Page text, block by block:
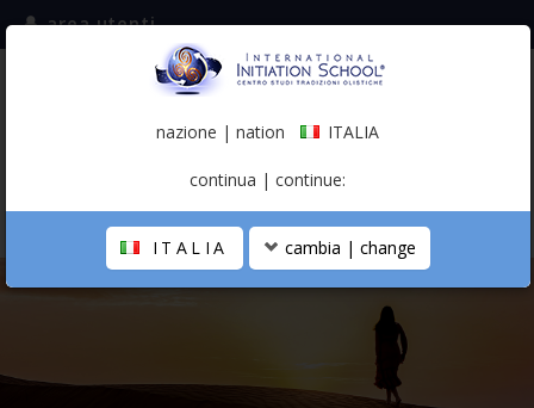
iscriviti alla mailing list
(italiano)
area utenti
LA SCUOLA
nazione | nation ITALIA
continua | continue:
ITALIA cambia | change